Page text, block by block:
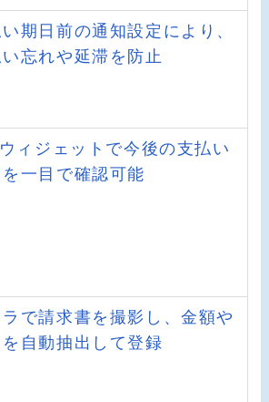
期日前の通知設定により、
忘れや延滞を防止
ィジェットで今後の支払い
一目で確認可能
ラで請求書を撮影し、金額や
自動抽出して登録